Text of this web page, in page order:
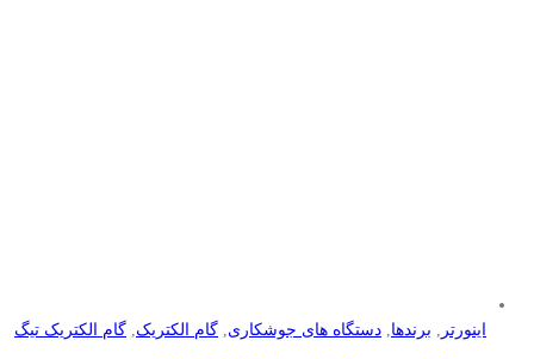
اینورتر برندها دستگاه های جوشکاری گام الکتریک گام الکتریک تیگ